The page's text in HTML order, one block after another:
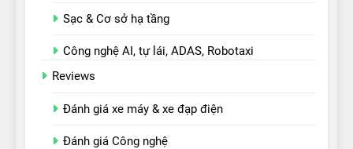
Sạc & Cơ sở hạ tầng
Công nghệ AI, tự lái, ADAS, Robotaxi
Reviews
Đánh giá xe máy & xe đạp điện
Đánh giá Công nghệ